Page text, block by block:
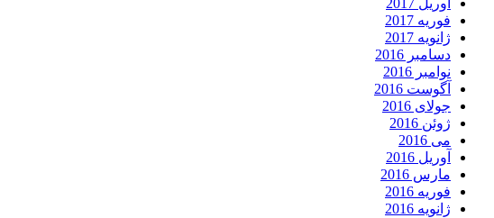
آوریل 2017
فوریه 2017
ژانویه 2017
دسامبر 2016
نوامبر 2016
آگوست 2016
جولای 2016
ژوئن 2016
می 2016
آوریل 2016
مارس 2016
فوریه 2016
ژانویه 2016